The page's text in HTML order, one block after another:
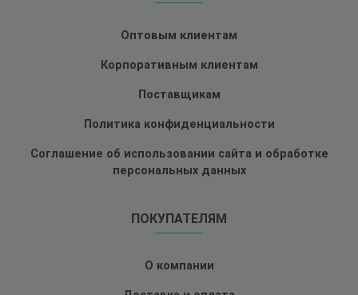
Оптовым клиентам
Корпоративным клиентам
Поставщикам
Политика конфиденциальности
Соглашение об использовании сайта и обработке
персональных данных
ПОКУПАТЕЛЯМ
О компании